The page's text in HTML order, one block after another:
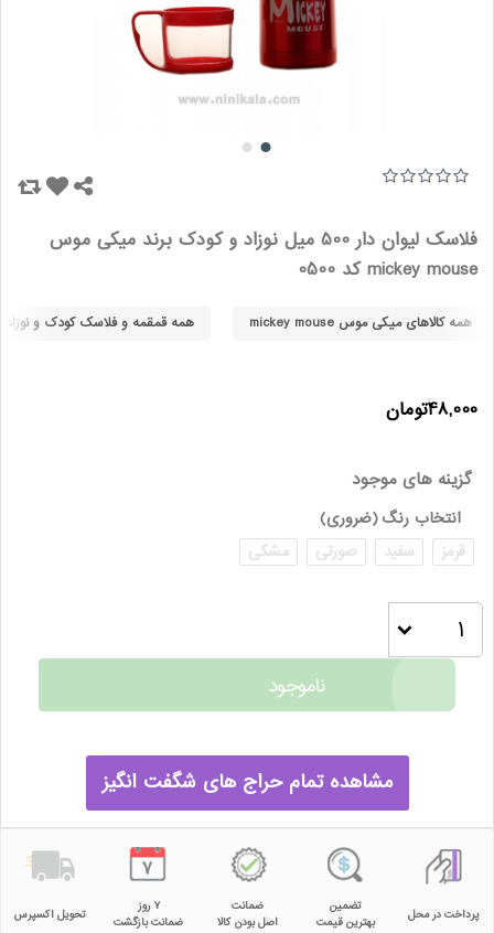
فلاسک لیوان دار 500 میل نوزاد و کودک برند میکی موس
mickey mouse کد 0500
همه کالاهای میکی موس mickey mouse همه قمقمه و فلاسک کودک و نوزاد
48,000تومان
گزینه های موجود
انتخاب رنگ(ضروری)
قرمز
سفید صورتی مشکی
ناموجود
مشاهده تمام حراج های شگفت انگیز
پرداخت در محل
تضمین
بهترین قیمت
ضمانت
اصل بودن کالا
۷ روز
ضمانت بازگشت
تحویل اکسپرس